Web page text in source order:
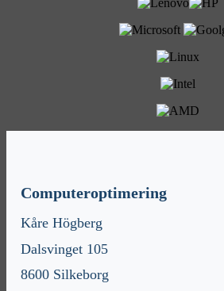
Computeroptimering
Kåre Högberg
Dalsvinget 105
8600 Silkeborg